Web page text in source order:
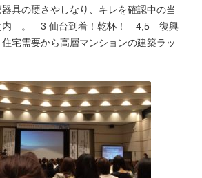
具の硬さやしなり、キレを確認中の当
内 。 3 仙台到着！乾杯！ 4,5 復興
宅需要から高層マンションの建築ラッ